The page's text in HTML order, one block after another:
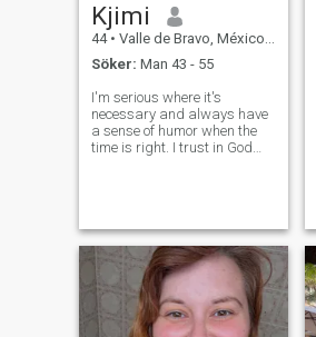
Kjimi
44 • Valle de Bravo, México, Mexico
Söker: Man 43 - 55
I'm serious where it's
necessary and always have
a sense of humor when the
time is right. I trust in God
always say what I think. So,
all you scammer